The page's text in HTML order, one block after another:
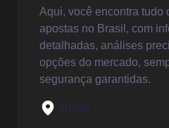
Aqui, você encontra tudo
apostas no Brasil, com
detalhadas, análises
opções do mercado,
segurança garantidas.
Brasil